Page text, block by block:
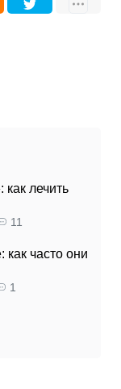
как лечить
11
как часто они
1